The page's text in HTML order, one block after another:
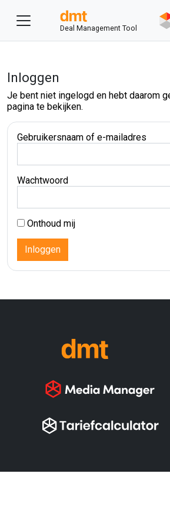
Deal Management Tool
Inloggen
Je bent niet ingelogd en hebt daarom
pagina te bekijken.
Gebruikersnaam of e-mailadres
Wachtwoord
Onthoud mij